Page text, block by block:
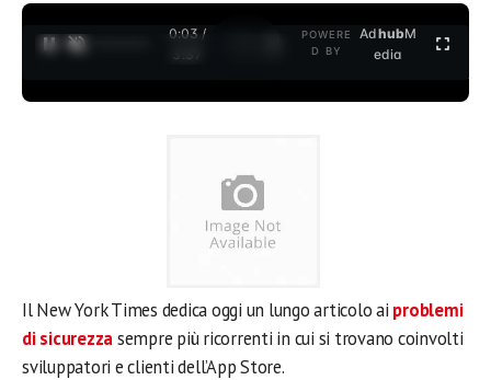
0:03 /
3:37
POWERE
D BY
AdhubM
edia
Il New York Times dedica oggi un lungo articolo ai problemi
di sicurezzasempre più ricorrenti in cui si trovano coinvolti
sviluppatori e clienti dell’App Store.